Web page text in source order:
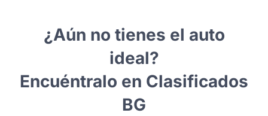
¿Aún no tienes el auto
ideal?
Encuéntralo en Clasificados
BG